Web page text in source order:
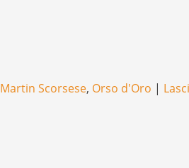
Martin Scorsese, Orso d'Oro |